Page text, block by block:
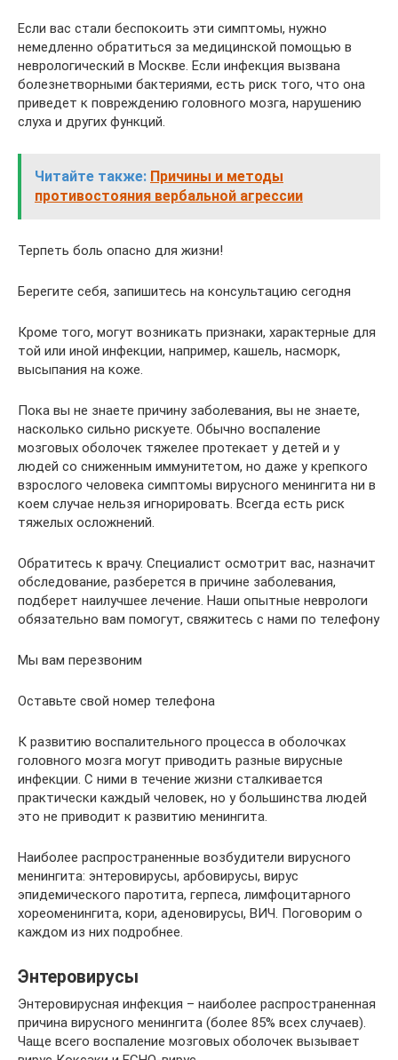
Если вас стали беспокоить эти симптомы, нужно
немедленно обратиться за медицинской помощью в
неврологический в Москве. Если инфекция вызвана
болезнетворными бактериями, есть риск того, что она
приведет к повреждению головного мозга, нарушению
слуха и других функций.
Читайте также: Причины и методы
противостояния вербальной агрессии
Терпеть боль опасно для жизни!
Берегите себя, запишитесь на консультацию сегодня
Кроме того, могут возникать признаки, характерные для
той или иной инфекции, например, кашель, насморк,
высыпания на коже.
Пока вы не знаете причину заболевания, вы не знаете,
насколько сильно рискуете. Обычно воспаление
мозговых оболочек тяжелее протекает у детей и у
людей со сниженным иммунитетом, но даже у крепкого
взрослого человека симптомы вирусного менингита ни в
коем случае нельзя игнорировать. Всегда есть риск
тяжелых осложнений.
Обратитесь к врачу. Специалист осмотрит вас, назначит
обследование, разберется в причине заболевания,
подберет наилучшее лечение. Наши опытные неврологи
обязательно вам помогут, свяжитесь с нами по телефону
Мы вам перезвоним
Оставьте свой номер телефона
К развитию воспалительного процесса в оболочках
головного мозга могут приводить разные вирусные
инфекции. С ними в течение жизни сталкивается
практически каждый человек, но у большинства людей
это не приводит к развитию менингита.
Наиболее распространенные возбудители вирусного
менингита: энтеровирусы, арбовирусы, вирус
эпидемического паротита, герпеса, лимфоцитарного
хореоменингита, кори, аденовирусы, ВИЧ. Поговорим о
каждом из них подробнее.
Энтеровирусы
Энтеровирусная инфекция – наиболее распространенная
причина вирусного менингита (более 85% всех случаев).
Чаще всего воспаление мозговых оболочек вызывает